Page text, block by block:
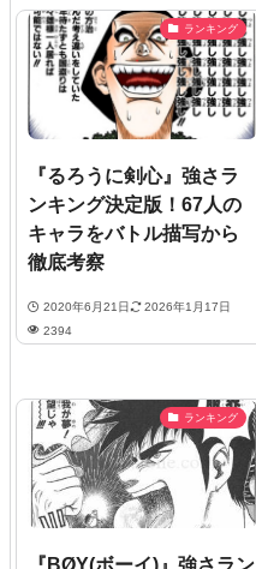
ランキング
『るろうに剣心』強さラ
ンキング決定版！67人の
キャラをバトル描写から
徹底考察
2020年6月21日
2026年1月17日
2394
ランキング
『BØY(ボーイ)』強さラン